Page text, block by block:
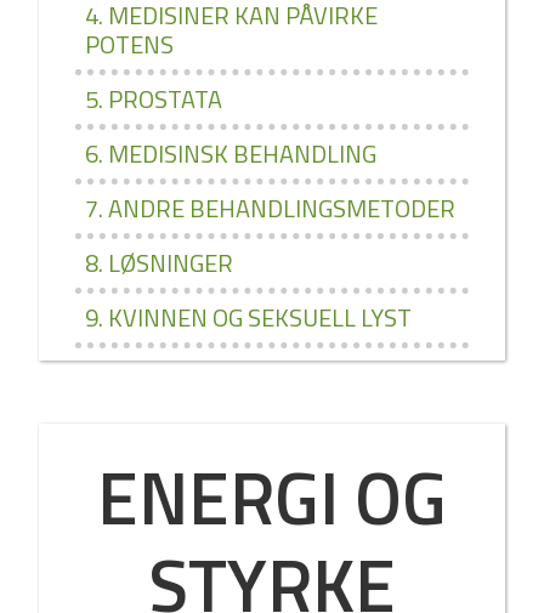
4. MEDISINER KAN PÅVIRKE
POTENS
5. PROSTATA
6. MEDISINSK BEHANDLING
7. ANDRE BEHANDLINGSMETODER
8. LØSNINGER
9. KVINNEN OG SEKSUELL LYST
ENERGI OG
STYRKE